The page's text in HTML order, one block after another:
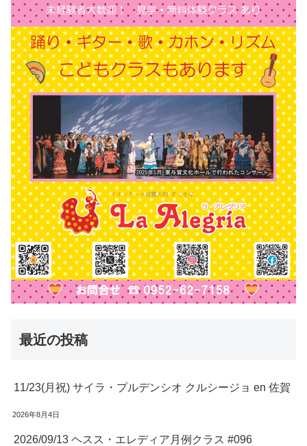
最近の投稿
11/23(月祝) サイラ・プルデンシオ クルシージョ en 佐賀
2026年8月4日
2026/09/13 ヘスス・エレディア月例クラス #096